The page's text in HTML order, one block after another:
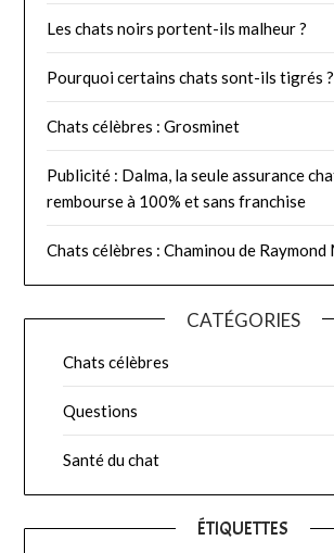
Les chats noirs portent-ils malheur ?
Pourquoi certains chats sont-ils tigrés ?
Chats célèbres : Grosminet
Publicité : Dalma, la seule assurance
rembourse à 100% et sans franchise
Chats célèbres : Chaminou de
CATÉGORIES
Chats célèbres
Questions
Santé du chat
ÉTIQUETTES